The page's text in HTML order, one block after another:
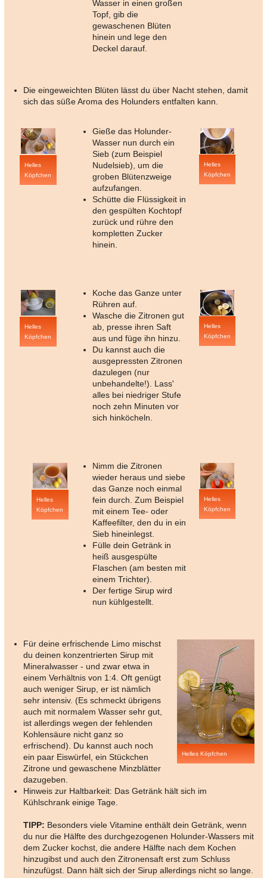
Wasser in einen großen
Topf, gib die
gewaschenen Blüten
hinein und lege den
Deckel darauf.
Die eingeweichten Blüten lässt du über Nacht stehen, damit
sich das süße Aroma des Holunders entfalten kann.
Helles
Köpfchen
Gieße das Holunder-
Wasser nun durch ein
Sieb (zum Beispiel
Nudelsieb), um die
groben Blütenzweige
aufzufangen.
Schütte die Flüssigkeit in
den gespülten Kochtopf
zurück und rühre den
kompletten Zucker
hinein.
Helles
Köpfchen
Helles
Köpfchen
Koche das Ganze unter
Rühren auf.
Wasche die Zitronen gut
ab, presse ihren Saft
aus und füge ihn hinzu.
Du kannst auch die
ausgepressten Zitronen
dazulegen (nur
unbehandelte!). Lass'
alles bei niedriger Stufe
noch zehn Minuten vor
sich hinköcheln.
Helles
Köpfchen
Helles
Köpfchen
Nimm die Zitronen
wieder heraus und siebe
das Ganze noch einmal
fein durch. Zum Beispiel
mit einem Tee- oder
Kaffeefilter, den du in ein
Sieb hineinlegst.
Fülle dein Getränk in
heiß ausgespülte
Flaschen (am besten mit
einem Trichter).
Der fertige Sirup wird
nun kühlgestellt.
Helles
Köpfchen
Helles Köpfchen
Für deine erfrischende Limo mischst
du deinen konzentrierten Sirup mit
Mineralwasser - und zwar etwa in
einem Verhältnis von 1:4. Oft genügt
auch weniger Sirup, er ist nämlich
sehr intensiv. (Es schmeckt übrigens
auch mit normalem Wasser sehr gut,
ist allerdings wegen der fehlenden
Kohlensäure nicht ganz so
erfrischend). Du kannst auch noch
ein paar Eiswürfel, ein Stückchen
Zitrone und gewaschene Minzblätter
dazugeben.
Hinweis zur Haltbarkeit: Das Getränk hält sich im
Kühlschrank einige Tage.
TIPP: Besonders viele Vitamine enthält dein Getränk, wenn
du nur die Hälfte des durchgezogenen Holunder-Wassers mit
dem Zucker kochst, die andere Hälfte nach dem Kochen
hinzugibst und auch den Zitronensaft erst zum Schluss
hinzufügst. Dann hält sich der Sirup allerdings nicht so lange.